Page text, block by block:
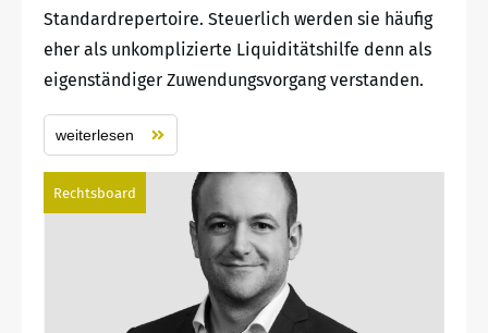
Standardrepertoire. Steuerlich werden sie häufig
eher als unkomplizierte Liquiditätshilfe denn als
eigenständiger Zuwendungsvorgang verstanden.
weiterlesen
Rechtsboard